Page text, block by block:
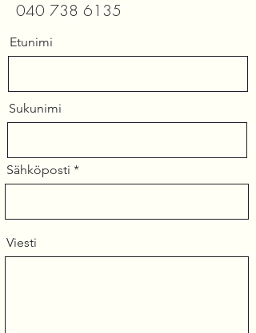
​040 738 6135
Etunimi
Sukunimi
Sähköposti
Viesti